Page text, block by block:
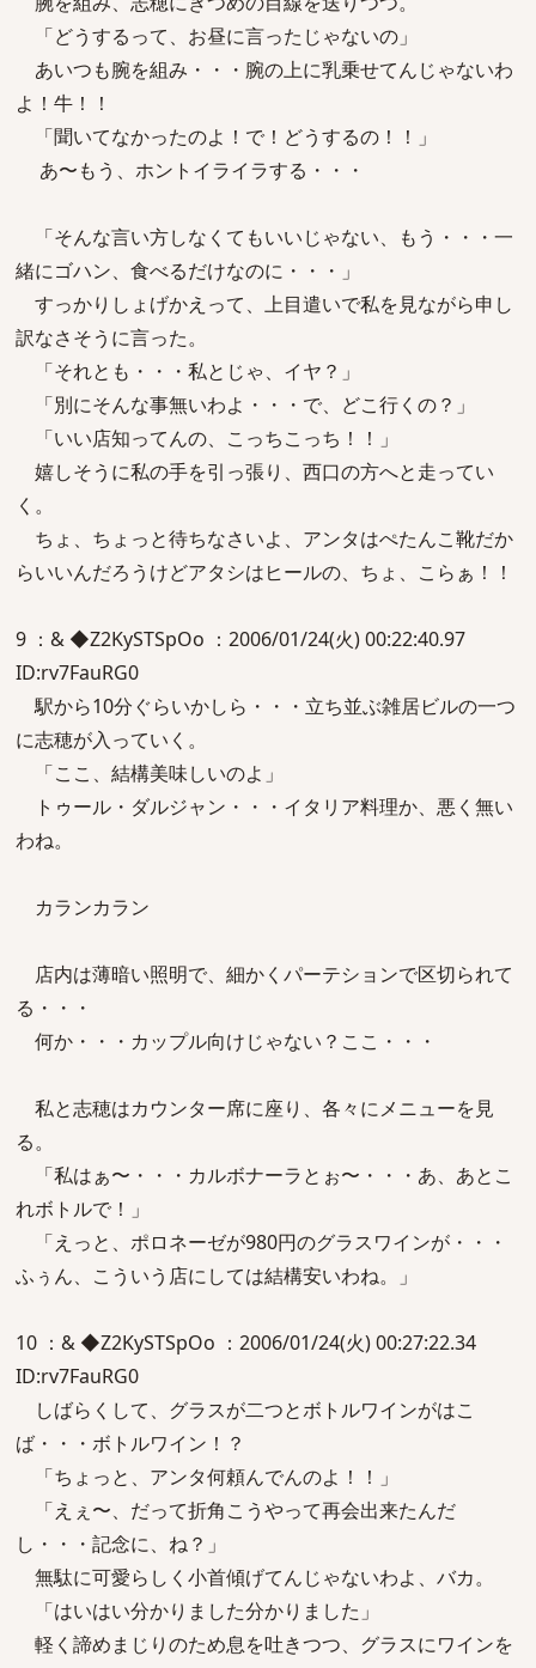
「どうするって、お昼に言ったじゃないの」
あいつも腕を組み・・・腕の上に乳乗せてんじゃないわ
よ！牛！！
「聞いてなかったのよ！で！どうするの！！」
あ〜もう、ホントイライラする・・・
「そんな言い方しなくてもいいじゃない、もう・・・一
緒にゴハン、食べるだけなのに・・・」
すっかりしょげかえって、上目遣いで私を見ながら申し
訳なさそうに言った。
「それとも・・・私とじゃ、イヤ？」
「別にそんな事無いわよ・・・で、どこ行くの？」
「いい店知ってんの、こっちこっち！！」
嬉しそうに私の手を引っ張り、西口の方へと走ってい
く。
ちょ、ちょっと待ちなさいよ、アンタはぺたんこ靴だか
らいいんだろうけどアタシはヒールの、ちょ、こらぁ！！
9 ：& ◆Z2KySTSpOo ：2006/01/24(火) 00:22:40.97
ID:rv7FauRG0
駅から10分ぐらいかしら・・・立ち並ぶ雑居ビルの一つ
に志穂が入っていく。
「ここ、結構美味しいのよ」
トゥール・ダルジャン・・・イタリア料理か、悪く無い
わね。
カランカラン
店内は薄暗い照明で、細かくパーテションで区切られて
る・・・
何か・・・カップル向けじゃない？ここ・・・
私と志穂はカウンター席に座り、各々にメニューを見
る。
「私はぁ〜・・・カルボナーラとぉ〜・・・あ、あとこ
れボトルで！」
「えっと、ポロネーゼが980円のグラスワインが・・・
ふぅん、こういう店にしては結構安いわね。」
10 ：& ◆Z2KySTSpOo ：2006/01/24(火) 00:27:22.34
ID:rv7FauRG0
しばらくして、グラスが二つとボトルワインがはこ
ば・・・ボトルワイン！？
「ちょっと、アンタ何頼んでんのよ！！」
「えぇ〜、だって折角こうやって再会出来たんだ
し・・・記念に、ね？」
無駄に可愛らしく小首傾げてんじゃないわよ、バカ。
「はいはい分かりました分かりました」
軽く諦めまじりのため息を吐きつつ、グラスにワインを